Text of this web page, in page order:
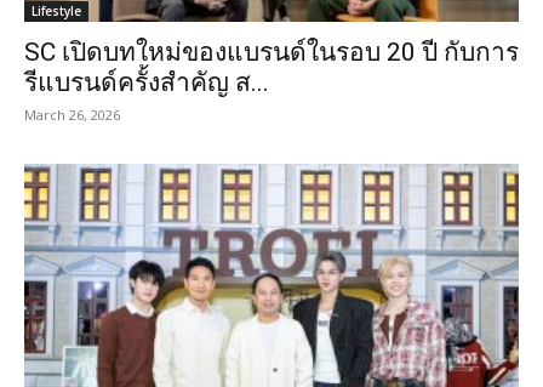
Lifestyle
SC เปิดบทใหม่ของแบรนด์ในรอบ 20 ปี กับการ
รีแบรนด์ครั้งสำคัญ ส...
March 26, 2026